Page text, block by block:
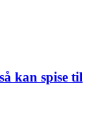
kan spise til